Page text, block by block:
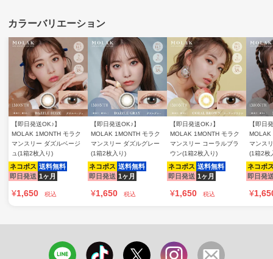
【即日発送OK♪】
MOLAK 1MONTH モラク
マンスリー ダズルベージ
ュ(1箱2枚入り)
ネコポス 送料無料
即日発送 1ヶ月
¥1,650 税込
【即日発送OK♪】
MOLAK 1MONTH モラク
マンスリー ダズルグレー
(1箱2枚入り)
ネコポス 送料無料
即日発送 1ヶ月
¥1,650 税込
【即日発送OK♪】
MOLAK 1MONTH モラク
マンスリー コーラルブラ
ウン(1箱2枚入り)
ネコポス 送料無料
即日発送 1ヶ月
¥1,650 税込
【即日
MOLAK
マンス
(1箱2枚
ネコポ
即日発
¥